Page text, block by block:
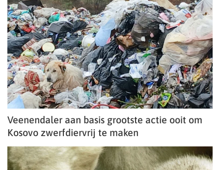
Veenendaler aan basis grootste actie ooit om
Kosovo zwerfdiervrij te maken